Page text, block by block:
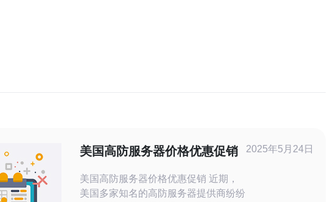
美国高防服务器价格优惠促销
美国高防服务器价格优惠促销 近期，
美国多家知名的高防服务器提供商纷纷
2025年5月24日